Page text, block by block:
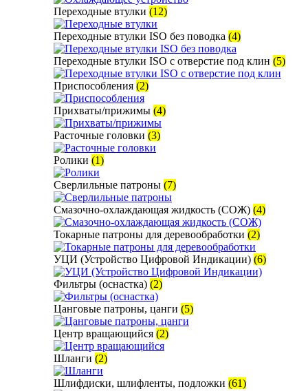
Переходные втулки (12)
Переходные втулки ISO без поводка (4)
Переходные втулки ISO с отверстие под клин (5)
Приспособления (2)
Прихваты/прижимы (4)
Расточные головки (3)
Ролики (1)
Сверлильные патроны (7)
Смазочно-охлаждающая жидкость (СОЖ) (4)
Токарные патроны для деревообработки (2)
УЦИ (Устройство Цифровой Индикации) (6)
Фильтры (оснастка) (2)
Цанговые патроны, цанги (5)
Центр вращающийся (2)
Шланги (2)
Шлифдиски, шлифленты, подложки (61)